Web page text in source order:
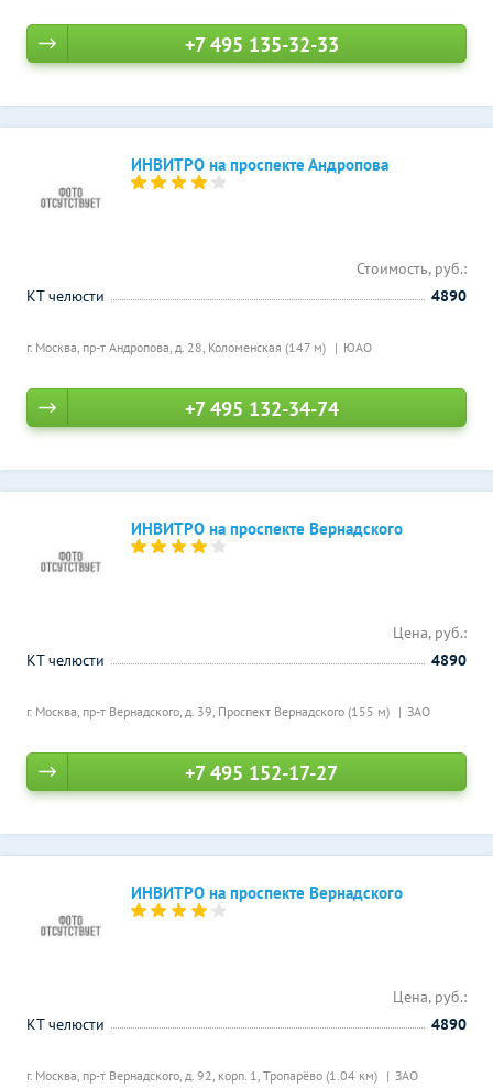
+7 495 135-32-33
ИНВИТРО на проспекте Андропова
г. Москва, пр-т Андропова, д. 28, Коломенская (147 м) ЮАО
Стоимость, руб.:
КТ челюсти
4890
+7 495 132-34-74
ИНВИТРО на проспекте Вернадского
г. Москва, пр-т Вернадского, д. 39, Проспект Вернадского (155 м) ЗАО
Цена, руб.:
КТ челюсти
4890
+7 495 152-17-27
ИНВИТРО на проспекте Вернадского
г. Москва, пр-т Вернадского, д. 92, корп. 1, Тропарёво (1.04 км) ЗАО
Цена, руб.:
КТ челюсти
4890